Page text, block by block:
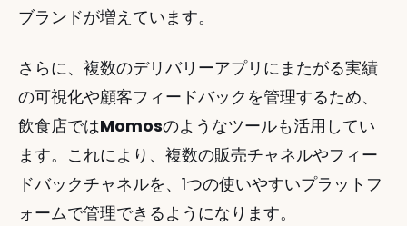
ブランドが増えています。
さらに、複数のデリバリーアプリにまたがる実績
の可視化や顧客フィードバックを管理するため、
飲食店ではMomosのようなツールも活用してい
ます。これにより、複数の販売チャネルやフィー
ドバックチャネルを、1つの使いやすいプラットフ
ォームで管理できるようになります。